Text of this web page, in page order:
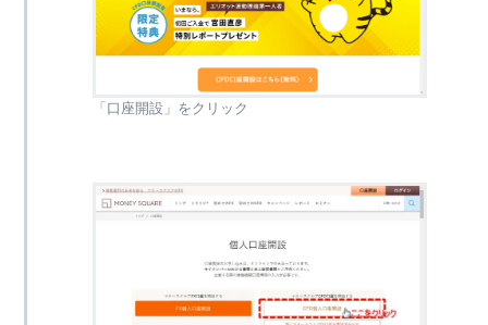
「口座開設」をクリック